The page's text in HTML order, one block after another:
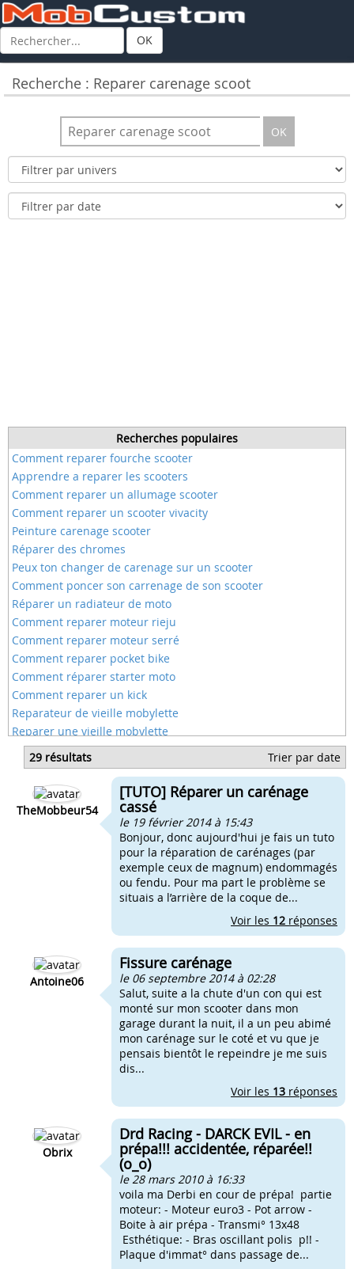
OK
Recherche : Reparer carenage scoot
OK
Recherches populaires
Comment reparer fourche scooter
Apprendre a reparer les scooters
Comment reparer un allumage scooter
Comment reparer un scooter vivacity
Peinture carenage scooter
Réparer des chromes
Peux ton changer de carenage sur un scooter
Comment poncer son carrenage de son scooter
Réparer un radiateur de moto
Comment reparer moteur rieju
Comment reparer moteur serré
Comment reparer pocket bike
Comment réparer starter moto
Comment reparer un kick
Reparateur de vieille mobylette
Reparer une vieille mobylette
Derbi compteur reparer
Reparer une jante en chrome
Comment reparer un compteur de mobylette
Comment reparer ma bequille centrale
29 résultats Trier par date
TheMobbeur54
[TUTO] Réparer un carénage
cassé
le 19 février 2014 à 15:43
Bonjour, donc aujourd'hui je fais un tuto
pour la réparation de carénages (par
exemple ceux de magnum) endommagés
ou fendu. Pour ma part le problème se
situais a l’arrière de la coque de...
Voir les 12 réponses
Antoine06
Fissure carénage
le 06 septembre 2014 à 02:28
Salut, suite a la chute d'un con qui est
monté sur mon scooter dans mon
garage durant la nuit, il a un peu abimé
mon carénage sur le coté et vu que je
pensais bientôt le repeindre je me suis
dis...
Voir les 13 réponses
Obrix
Drd Racing - DARCK EVIL - en
prépa!!! accidentée, réparée!!
(o_o)
le 28 mars 2010 à 16:33
voila ma Derbi en cour de prépa! partie
moteur: - Moteur euro3 - Pot arrow -
Boite à air prépa - Transmi° 13x48
Esthétique: - Bras oscillant polis p!! -
Plaque d'immat° dans passage de...